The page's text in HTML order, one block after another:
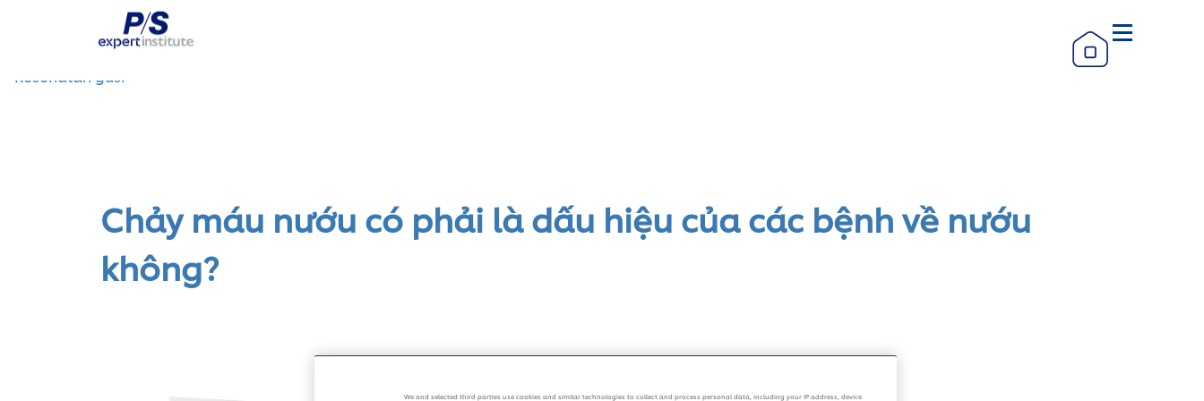
Ben Chai Dien s100 Pro
Chảy máu nướu có phải là dấu hiệu của các bệnh về nướu
không?
We and selected third parties use cookies and similar technologies to collect and process personal data, including your IP address, device